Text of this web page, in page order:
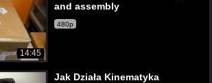
14:45
and assembly
480p
Jak Działa Kinematyka